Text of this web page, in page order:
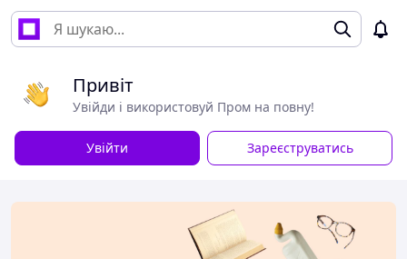
Привіт
Увійди і використовуй Пром на повну!
Увійти Зареєструватись